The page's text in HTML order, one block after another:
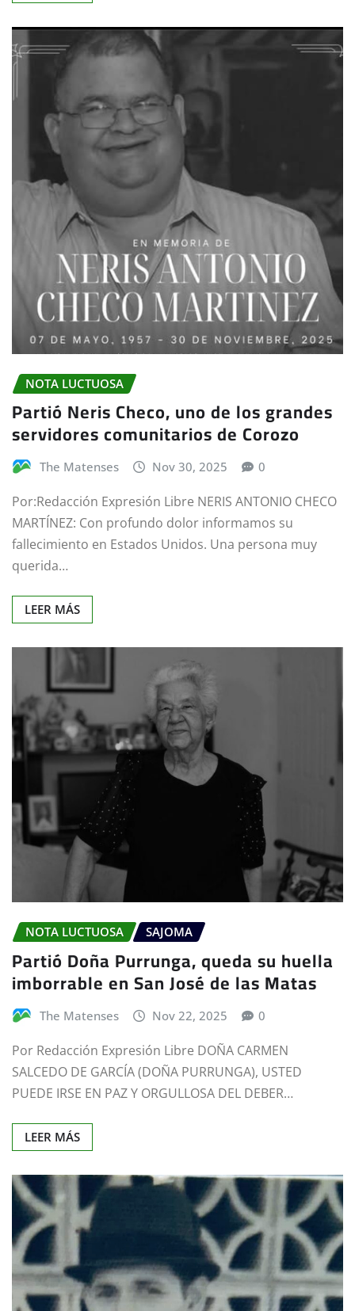
NOTA LUCTUOSA
Partió Neris Checo, uno de los grandes
servidores comunitarios de Corozo
The Matenses Nov 30, 2025 0
Por:Redacción Expresión Libre NERIS ANTONIO CHECO
MARTÍNEZ: Con profundo dolor informamos su
fallecimiento en Estados Unidos. Una persona muy
querida…
LEER MÁS
NOTA LUCTUOSA SAJOMA
Partió Doña Purrunga, queda su huella
imborrable en San José de las Matas
The Matenses Nov 22, 2025 0
Por Redacción Expresión Libre DOÑA CARMEN
SALCEDO DE GARCÍA (DOÑA PURRUNGA), USTED
PUEDE IRSE EN PAZ Y ORGULLOSA DEL DEBER…
LEER MÁS